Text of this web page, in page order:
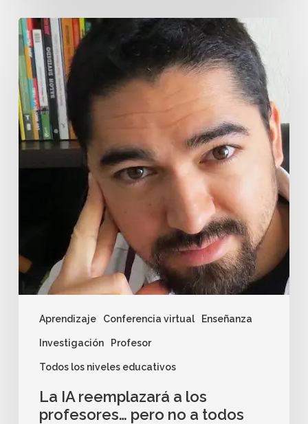
Aprendizaje Conferencia virtual Enseñanza
Investigación Profesor
Todos los niveles educativos
La IA reemplazará a los
profesores… pero no a todos